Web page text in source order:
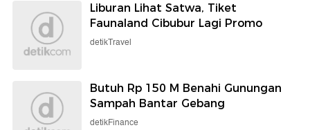
Liburan Lihat Satwa, Tiket
Faunaland Cibubur Lagi Promo
detikTravel
Butuh Rp 150 M Benahi Gunungan
Sampah Bantar Gebang
detikFinance